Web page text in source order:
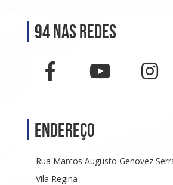
94 nas Redes
Endereço
Rua Marcos Augusto Genovez
Vila Regina